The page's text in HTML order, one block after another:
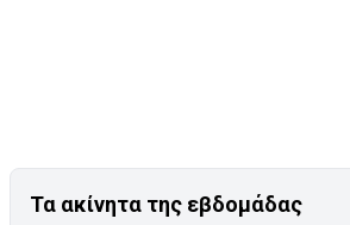
Τα ακίνητα της εβδομάδας